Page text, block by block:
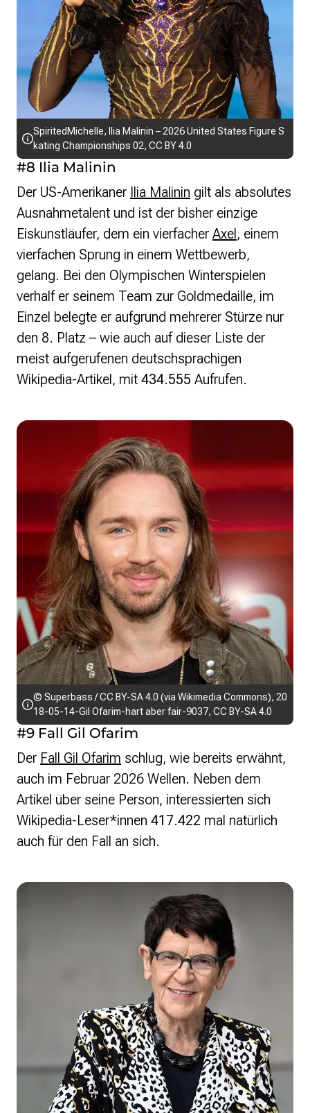
SpiritedMichelle, Ilia Malinin – 2026 United States Figure S
kating Championships 02, CC BY 4.0
#8 Ilia Malinin
Der US-Amerikaner Ilia Malinin gilt als absolutes
Ausnahmetalent und ist der bisher einzige
Eiskunstläufer, dem ein vierfacher Axel, einem
vierfachen Sprung in einem Wettbewerb,
gelang. Bei den Olympischen Winterspielen
verhalf er seinem Team zur Goldmedaille, im
Einzel belegte er aufgrund mehrerer Stürze nur
den 8. Platz – wie auch auf dieser Liste der
meist aufgerufenen deutschsprachigen
Wikipedia-Artikel, mit 434.555 Aufrufen.
© Superbass / CC BY-SA 4.0 (via Wikimedia Commons), 20
18-05-14-Gil Ofarim-hart aber fair-9037, CC BY-SA 4.0
#9 Fall Gil Ofarim
Der Fall Gil Ofarim schlug, wie bereits erwähnt,
auch im Februar 2026 Wellen. Neben dem
Artikel über seine Person, interessierten sich
Wikipedia-Leser*innen 417.422 mal natürlich
auch für den Fall an sich.